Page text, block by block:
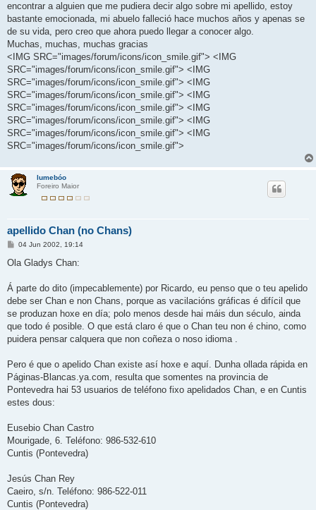
a
j
encontrar a alguien que me pudiera decir algo sobre mi apellido, estoy
bastante emocionada, mi abuelo falleció hace muchos años y apenas se
de su vida, pero creo que ahora puedo llegar a conocer algo.
Muchas, muchas, muchas gracias
<IMG SRC="images/forum/icons/icon_smile.gif"> <IMG
SRC="images/forum/icons/icon_smile.gif"> <IMG
SRC="images/forum/icons/icon_smile.gif"> <IMG
SRC="images/forum/icons/icon_smile.gif"> <IMG
SRC="images/forum/icons/icon_smile.gif"> <IMG
SRC="images/forum/icons/icon_smile.gif"> <IMG
SRC="images/forum/icons/icon_smile.gif"> <IMG
SRC="images/forum/icons/icon_smile.gif">
lumebóo
Foreiro Maior
apellido Chan (no Chans)
M
n
j
e
04 Jun 2002, 19:14
Ola Gladys Chan:
Á parte do dito (impecablemente) por Ricardo, eu penso que o teu apelido
debe ser Chan e non Chans, porque as vacilacións gráficas é difícil que
se produzan hoxe en día; polo menos desde hai máis dun século, ainda
que todo é posible. O que está claro é que o Chan teu non é chino, como
puidera pensar calquera que non coñeza o noso idioma .
Pero é que o apelido Chan existe así hoxe e aquí. Dunha ollada rápida en
Páginas-Blancas.ya.com, resulta que somentes na provincia de
Pontevedra hai 53 usuarios de teléfono fixo apelidados Chan, e en Cuntis
estes dous:
Eusebio Chan Castro
Mourigade, 6. Teléfono: 986-532-610
Cuntis (Pontevedra)
Jesús Chan Rey
Caeiro, s/n. Teléfono: 986-522-011
Cuntis (Pontevedra)